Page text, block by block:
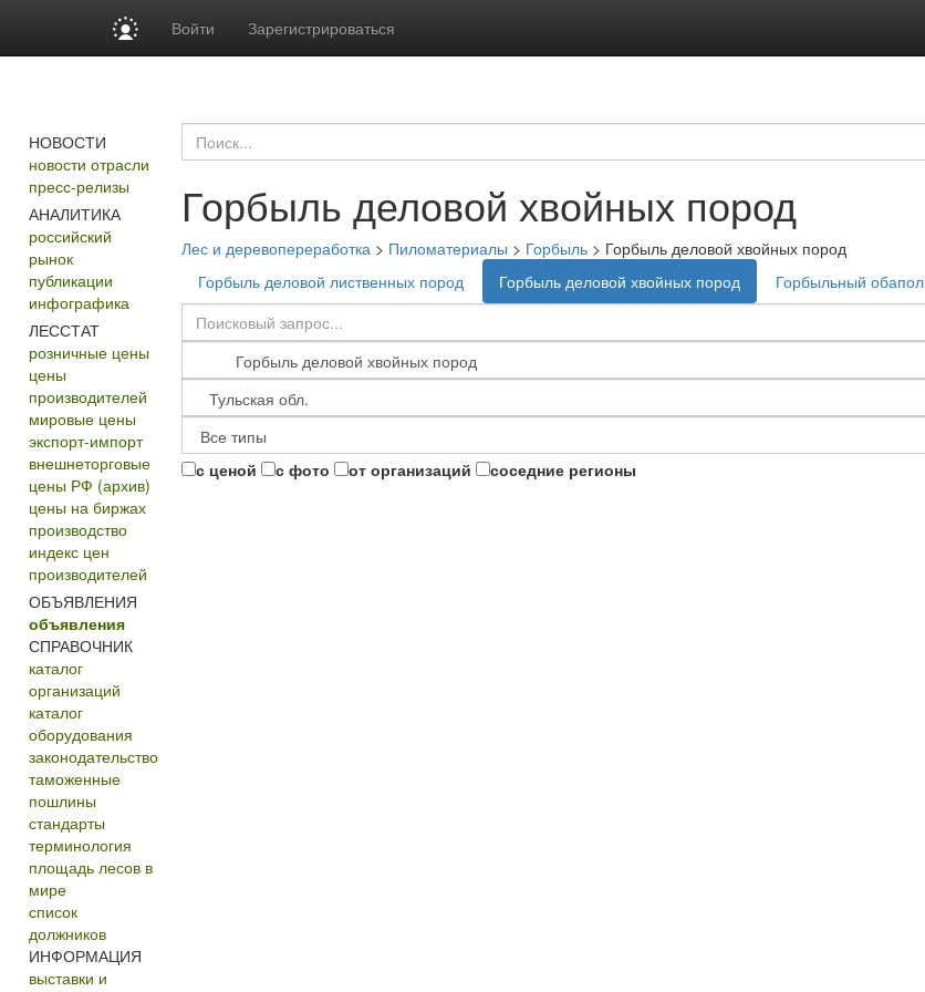
Войти Зарегистрироваться
НОВОСТИ
новости отрасли
пресс-релизы
АНАЛИТИКА
российский
рынок
публикации
инфографика
ЛЕССТАТ
розничные цены
цены
производителей
мировые цены
экспорт-импорт
внешнеторговые
цены РФ (архив)
цены на биржах
производство
индекс цен
производителей
ОБЪЯВЛЕНИЯ
объявления
СПРАВОЧНИК
каталог
организаций
каталог
оборудования
законодательство
таможенные
пошлины
стандарты
терминология
площадь лесов в
мире
список
должников
ИНФОРМАЦИЯ
выставки и
Горбыль деловой хвойных пород
Лес и деревопереработка> Пиломатериалы > Горбыль> Горбыль деловой хвойных пород
Горбыль деловой лиственных пород
Горбыль деловой хвойных пород Горбыльный обапол
с ценой с фото от организаций соседние регионы